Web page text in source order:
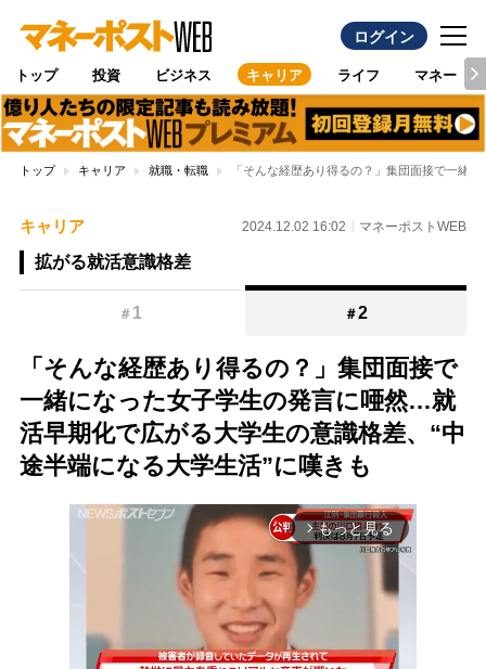
ログイン
トップ 投資 ビジネス キャリア ライフ マネー
トップ キャリア 就職・転職 「そんな経歴あり得るの？」集団面接で一緒
キャリア 2024.12.02 16:02 マネーポストWEB
拡がる就活意識格差
＃ 1 ＃2
「そんな経歴あり得るの？」集団面接で
一緒になった女子学生の発言に唖然…就
活早期化で広がる大学生の意識格差、“中
途半端になる大学生活”に嘆きも
arrow_forward_ios もっと見る